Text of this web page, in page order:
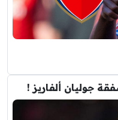
جوليان ألفاريز !